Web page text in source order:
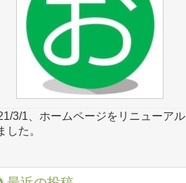
3/1、ホームページをリニューアル
した。